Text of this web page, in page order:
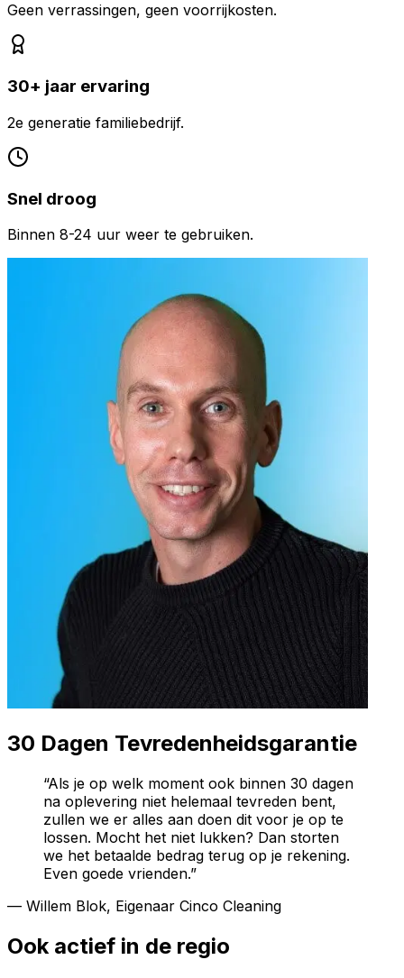
Geen verrassingen, geen voorrijkosten.
30+ jaar ervaring
2e generatie familiebedrijf.
Snel droog
Binnen 8-24 uur weer te gebruiken.
30 Dagen Tevredenheidsgarantie
“Als je op welk moment ook binnen 30 dagen
na oplevering niet helemaal tevreden bent,
zullen we er alles aan doen dit voor je op te
lossen. Mocht het niet lukken? Dan storten
we het betaalde bedrag terug op je rekening.
Even goede vrienden.”
— Willem Blok, Eigenaar Cinco Cleaning
Ook actief in de regio